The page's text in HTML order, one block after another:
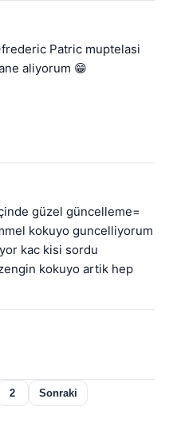
Patric muptelasi
aliyorum 😁
güzel güncelleme=
kokuyo guncelliyorum
kac kisi sordu
kokuyo artik hep
2 Sonraki